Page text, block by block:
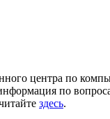
центра по
по
здесь.